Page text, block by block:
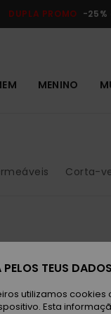
DUPLA PROMO -
MENINO
Corta-
TEUS DADOS
utilizamos
Esta